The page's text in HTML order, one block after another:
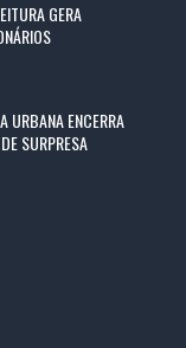
GERA
URBANA ENCERRA
SURPRESA